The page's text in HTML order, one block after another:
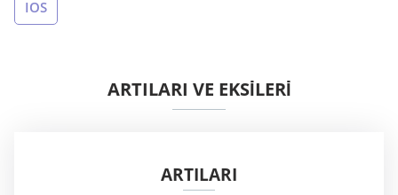
IOS
ARTILARI VE EKSİLERİ
ARTILARI